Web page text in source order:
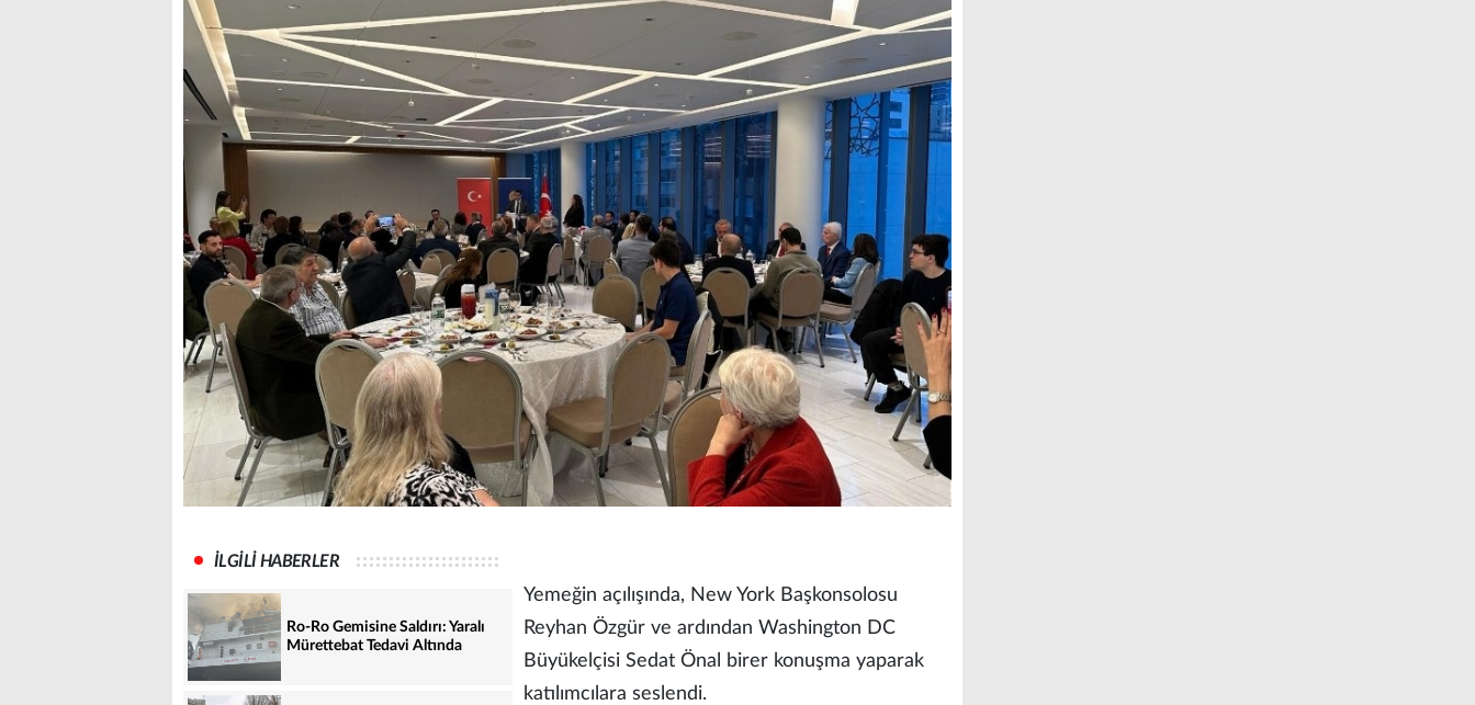
İLGİLİ HABERLER
Ro-Ro Gemisine Saldırı: Yaralı
Mürettebat Tedavi Altında
Yemeğin açılışında, New York Başkonsolosu
Reyhan Özgür ve ardından Washington DC
Büyükelçisi Sedat Önal birer konuşma yaparak
katılımcılara seslendi.